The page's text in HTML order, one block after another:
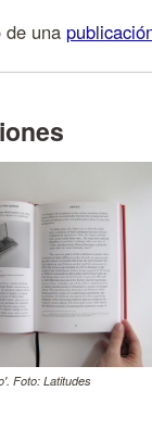
de una
Foto: Latitudes